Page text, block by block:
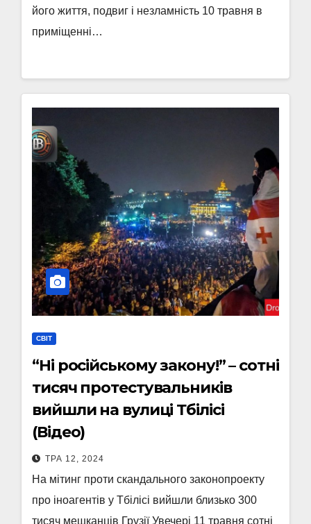
його життя, подвиг і незламність 10 травня в
приміщенні…
СВІТ
“Ні російському закону!” – сотні
тисяч протестувальників
вийшли на вулиці Тбілісі
(Відео)
ТРА 12, 2024
На мітинг проти скандального законопроекту
про іноагентів у Тбілісі вийшли близько 300
тисяч мешканців Грузії Увечері 11 травня сотні